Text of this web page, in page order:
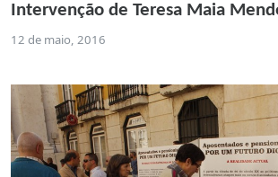
Intervenção de Teresa Maia
12 de maio, 2016